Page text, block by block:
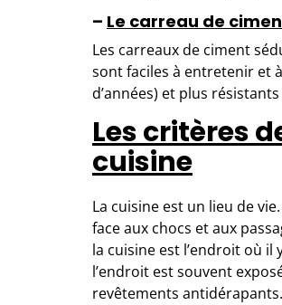
– Le carreau de
Les carreaux de ciment
sont faciles à entretenir et
d’années) et plus
Les critères
cuisine
La cuisine est un lieu de
face aux chocs et aux
la cuisine est l’endroit où il
l’endroit est souvent
revêtements antidérapants.